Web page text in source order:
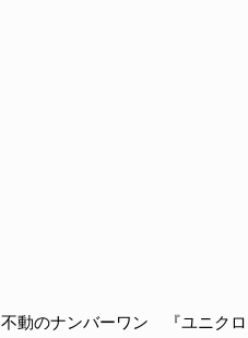
不動のナンバーワン 『ユニク